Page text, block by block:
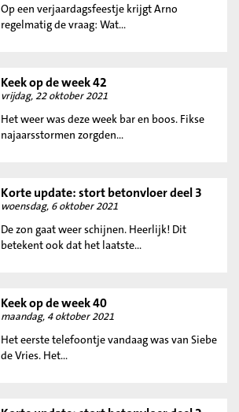
Op een verjaardagsfeestje krijgt Arno
regelmatig de vraag: Wat...
Keek op de week 42
vrijdag, 22 oktober 2021
Het weer was deze week bar en boos. Fikse
najaarsstormen zorgden...
Korte update: stort betonvloer deel 3
woensdag, 6 oktober 2021
De zon gaat weer schijnen. Heerlijk! Dit
betekent ook dat het laatste...
Keek op de week 40
maandag, 4 oktober 2021
Het eerste telefoontje vandaag was van Siebe
de Vries. Het...